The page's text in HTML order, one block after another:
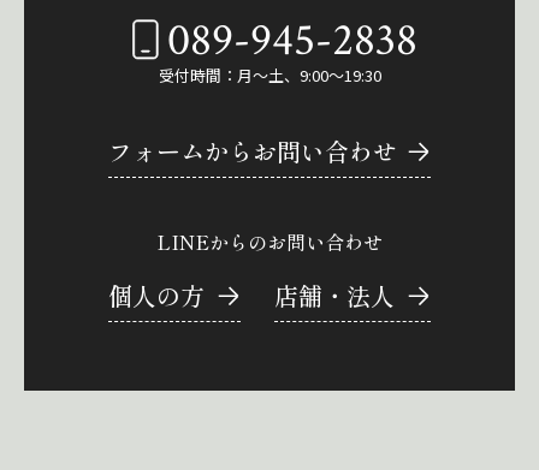
089-945-2838
受付時間：月～土、9:00～19:30
フォームからお問い合わせ
LINEからのお問い合わせ
個人の方 店舗・法人